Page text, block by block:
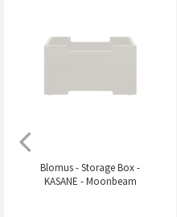
Blomus - Storage Box -
KASANE - Moonbeam